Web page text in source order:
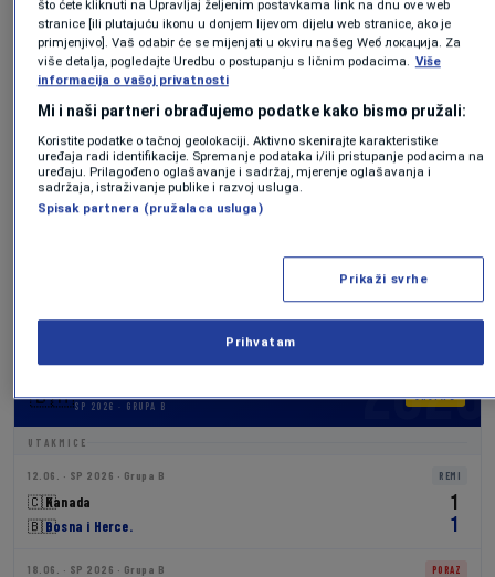
N1 saznaje: Haris Tabaković nadomak potpisa
za novi klub!
NOGOMET|5. jul.| 0
BLIZU JE
Benjamin Tahirović pravi transfer života, a
Brondby sjajan posao
NOGOMET| 5. jul.| 0
NOGOMET|1. jul.|
🇧🇦SP 2026 · GRUPA B
GRUPA B
UTAKMICE
12.06. · SP 2026 · Grupa B REMI
🇨🇦Kanada
🇧🇦Bosna i Herce.
1
1
18.06. · SP 2026 · Grupa B PORAZ
što ćete kliknuti na Upravljaj željenim postavkama link na dnu ove web
stranice [ili plutajuću ikonu u donjem lijevom dijelu web stranice, ako je
primjenjivo]. Vaš odabir će se mijenjati u okviru našeg Wеб локација. Za
više detalja, pogledajte Uredbu o postupanju s ličnim podacima. Više
informacija o vašoj privatnosti
Mi i naši partneri obrađujemo podatke kako bismo pružali:
Koristite podatke o tačnoj geolokaciji. Aktivno skenirajte karakteristike
uređaja radi identifikacije. Spremanje podataka i/ili pristupanje podacima na
uređaju. Prilagođeno oglašavanje i sadržaj, mjerenje oglašavanja i
sadržaja, istraživanje publike i razvoj usluga.
Spisak partnera (pružalaca usluga)
Prikaži svrhe
Prihvatam